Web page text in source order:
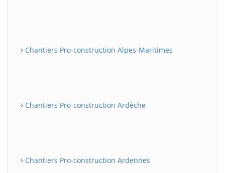
Chantiers Pro-construction Alpes-Maritimes
Chantiers Pro-construction Ardèche
Chantiers Pro-construction Ardennes